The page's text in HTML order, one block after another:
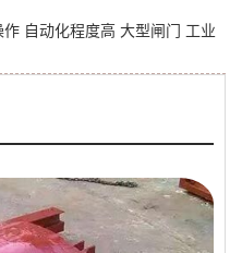
自动化程度高 大型闸门 工业